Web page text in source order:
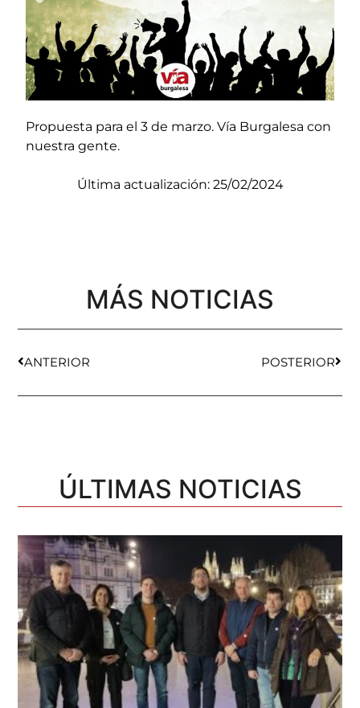
Propuesta para el 3 de marzo. Vía Burgalesa con
nuestra gente.
Última actualización: 25/02/2024
MÁS NOTICIAS
ANTERIOR POSTERIOR
ÚLTIMAS NOTICIAS